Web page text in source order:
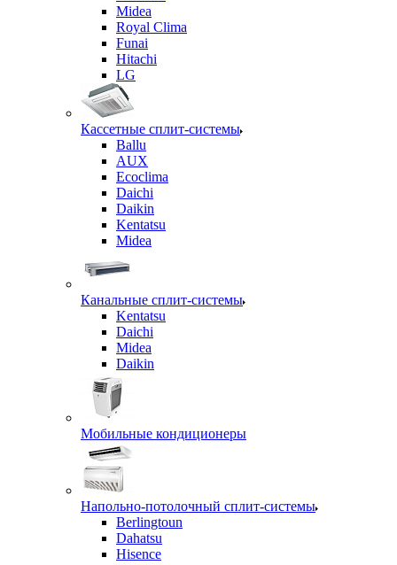
Midea
Royal Clima
Funai
Hitachi
LG
Кассетные сплит-системы
Ballu
AUX
Ecoclima
Daichi
Daikin
Kentatsu
Midea
Канальные сплит-системы
Kentatsu
Daichi
Midea
Daikin
Мобильные кондиционеры
Напольно-потолочный сплит-системы
Berlingtoun
Dahatsu
Hisence